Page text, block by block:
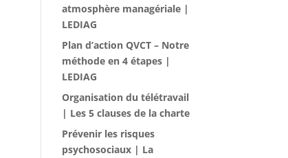
atmosphère managériale |
LEDIAG
Plan d’action QVCT – Notre
méthode en 4 étapes |
LEDIAG
Organisation du télétravail
| Les 5 clauses de la charte
Prévenir les risques
psychosociaux | La